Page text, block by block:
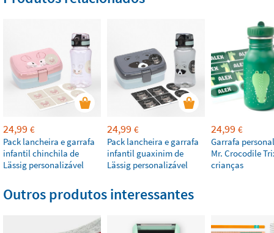
24,99 €
Pack lancheira e garrafa
infantil chinchila de
Lässig personalizável
24,99 €
Pack lancheira e garrafa
infantil guaxinim de
Lässig personalizável
24,99 €
Garrafa
Mr. Crocodile
crianças
Outros produtos interessantes